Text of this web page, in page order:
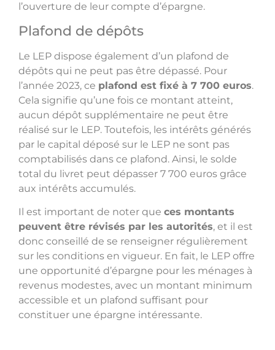
l’ouverture de leur compte d’épargne.
Plafond de dépôts
Le LEP dispose également d’un plafond de
dépôts qui ne peut pas être dépassé. Pour
l’année 2023, ce plafond est fixé à 7 700 euros.
Cela signifie qu’une fois ce montant atteint,
aucun dépôt supplémentaire ne peut être
réalisé sur le LEP. Toutefois, les intérêts générés
par le capital déposé sur le LEP ne sont pas
comptabilisés dans ce plafond. Ainsi, le solde
total du livret peut dépasser 7 700 euros grâce
aux intérêts accumulés.
Il est important de noter que ces montants
peuvent être révisés par les autorités, et il est
donc conseillé de se renseigner régulièrement
sur les conditions en vigueur. En fait, le LEP offre
une opportunité d’épargne pour les ménages à
revenus modestes, avec un montant minimum
accessible et un plafond suffisant pour
constituer une épargne intéressante.